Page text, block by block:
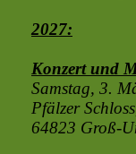
2027:
Konzert und
Samstag, 3.
Pfälzer
64823 Groß-